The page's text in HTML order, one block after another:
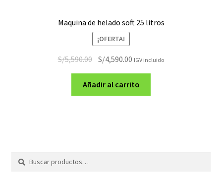
Maquina de helado soft 25 litros
¡OFERTA!
S/5,590.00 El
precio
original
era:
S/4,590.00 El
precio
actual
es:
IGV incluido
Añadir al carrito
Buscar
Buscar